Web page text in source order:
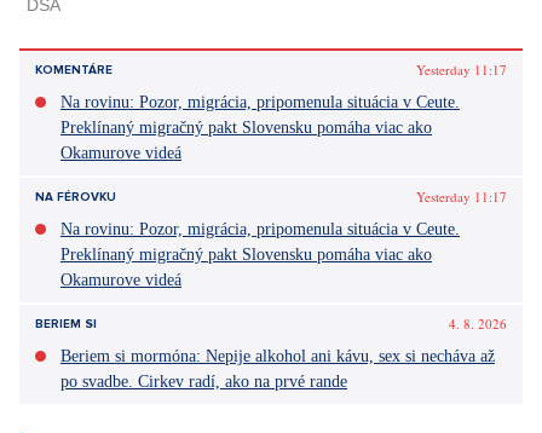
KOMENTÁRE
Yesterday 11:17
Na rovinu: Pozor, migrácia, pripomenula situácia v Ceute.
Preklínaný migračný pakt Slovensku pomáha viac ako
Okamurove videá
NA FÉROVKU
Yesterday 11:17
Na rovinu: Pozor, migrácia, pripomenula situácia v Ceute.
Preklínaný migračný pakt Slovensku pomáha viac ako
Okamurove videá
BERIEM SI
4. 8. 2026
Beriem si mormóna: Nepije alkohol ani kávu, sex si necháva až
po svadbe. Cirkev radí, ako na prvé rande